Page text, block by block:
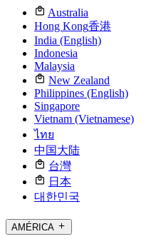
Australia
Hong Kong香港
India (English)
Indonesia
Malaysia
New Zealand
Philippines (English)
Singapore
Vietnam (Vietnamese)
ไทย
中国大陆
台灣
日本
대한민국
AMÉRICA